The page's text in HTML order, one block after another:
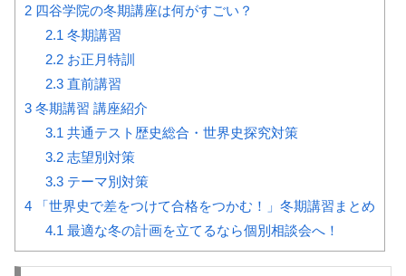
2 四谷学院の冬期講座は何がすごい？
2.1 冬期講習
2.2お正月特訓
2.3直前講習
3 冬期講習 講座紹介
3.1 共通テスト歴史総合・世界史探究対策
3.2志望別対策
3.3テーマ別対策
4 「世界史で差をつけて合格をつかむ！」冬期講習まとめ
4.1 最適な冬の計画を立てるなら個別相談会へ！